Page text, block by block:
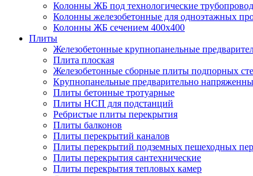
Колонны ЖБ под технологические
Колонны железобетонные для одноэтажных
Колонны ЖБ сечением 400х400
Плиты
Железобетонные крупнопанельные
Плита плоская
Железобетонные сборные плиты подпорных
Крупнопанельные предварительно
Плиты бетонные тротуарные
Плиты НСП для подстанций
Ребристые плиты перекрытия
Плиты балконов
Плиты перекрытий каналов
Плиты перекрытий подземных пешеходных
Плиты перекрытия сантехнические
Плиты перекрытия тепловых камер